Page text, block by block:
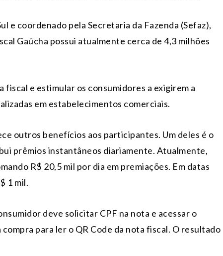
e coordenado pela Secretaria da Fazenda (Sefaz),
Gaúcha possui atualmente cerca de 4,3 milhões
fiscal e estimular os consumidores a exigirem a
em estabelecimentos comerciais.
outros benefícios aos participantes. Um deles é o
prêmios instantâneos diariamente. Atualmente,
R$ 20,5 mil por dia em premiações. Em datas
1 mil.
deve solicitar CPF na nota e acessar o
para ler o QR Code da nota fiscal. O resultado